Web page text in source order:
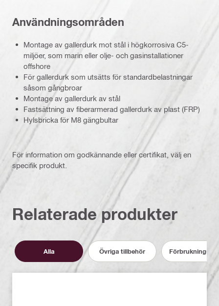
Användningsområden
Montage av gallerdurk mot stål i högkorrosiva C5-
miljöer, som marin eller olje- och gasinstallationer
offshore
För gallerdurk som utsätts för standardbelastningar
såsom gångbroar
Montage av gallerdurk av stål
Fastsättning av fiberarmerad gallerdurk av plast (FRP)
Hylsbricka för M8 gängbultar
För information om godkännande eller certifikat, välj en
specifik produkt.
Relaterade produkter
Alla Övriga tillbehör